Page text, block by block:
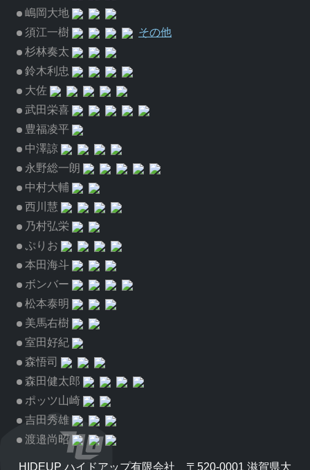
嶋岡大地
須江一樹
その他
杉林奏太
鈴木利忠
大佐
武田栄喜
豊福凌平
中澤諒
永野総一朗
中村大輔
西川慧
乃村弘栄
ぷりお
本田海斗
ボンバー
松本泰明
美馬右樹
室田好紀
森悟司
森田健太郎
ポッツ山崎
吉田秀雄
渡邉尚昭
HIDEUP ハイドアップ有限会社 〒520-0001 滋賀県大